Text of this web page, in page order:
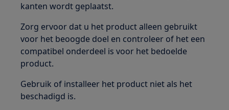
kanten wordt geplaatst.
Zorg ervoor dat u het product alleen gebruikt
voor het beoogde doel en controleer of het een
compatibel onderdeel is voor het bedoelde
product.
Gebruik of installeer het product niet als het
beschadigd is.